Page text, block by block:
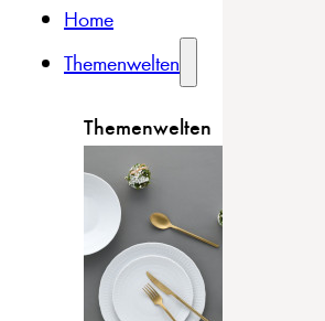
Home
Themenwelten
Themenwelten